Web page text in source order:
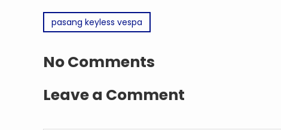
pasang keyless vespa
No Comments
Leave a Comment